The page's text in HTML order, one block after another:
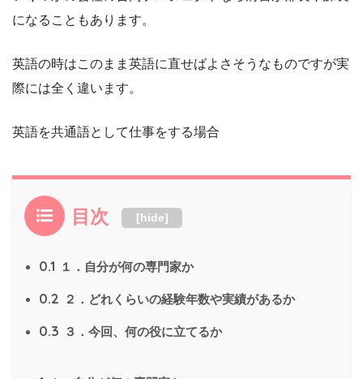
になることもあります。
英語の時はこのまま英語に直せばよさそうなものですが実
際には全く違います。
英語を共通語として仕事をする場合
目次 [hide]
0.1 １．自分が何の専門家か
0.2 ２．どれくらいの経験年数や実績があるか
0.3 ３．今回、何の役に立てるか